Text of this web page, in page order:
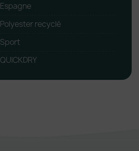
Espagne
Polyester recyclé
Sport
QUICKDRY